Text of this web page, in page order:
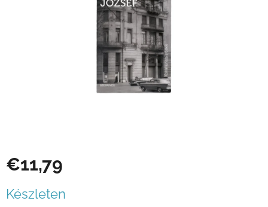
€11,79
Készleten